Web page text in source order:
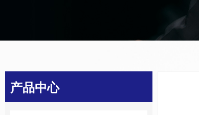
产品中心